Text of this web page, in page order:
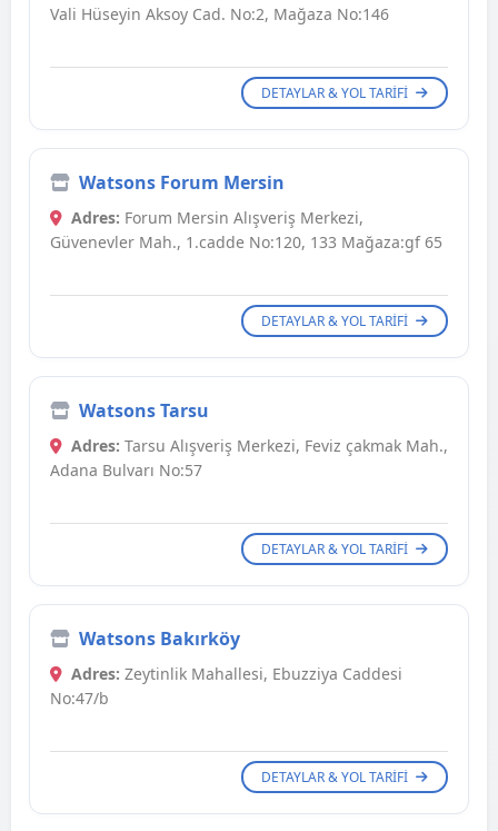
Vali Hüseyin Aksoy Cad. No:2, Mağaza No:146
DETAYLAR & YOL TARIFI
Watsons Forum Mersin
Adres: Forum Mersin Alışveriş Merkezi,
Güvenevler Mah., 1.cadde No:120, 133 Mağaza:gf 65
DETAYLAR & YOL TARIFI
Watsons Tarsu
Adres: Tarsu Alışveriş Merkezi, Feviz çakmak Mah.,
Adana Bulvarı No:57
DETAYLAR & YOL TARIFI
Watsons Bakırköy
Adres: Zeytinlik Mahallesi, Ebuzziya Caddesi
No:47/b
DETAYLAR & YOL TARIFI